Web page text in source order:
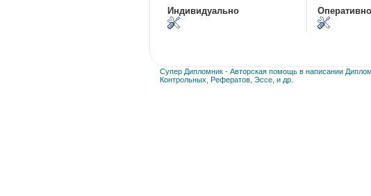
Индивидуально Оперативно
Супер Дипломник - Авторская помощь в написании
Контрольных, Рефератов, Эссе, и др.